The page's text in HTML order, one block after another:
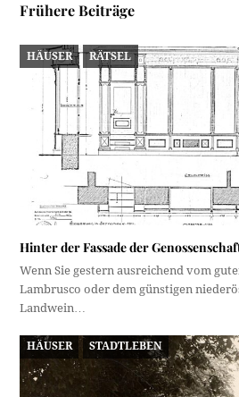
Frühere Beiträge
HÄUSER RÄTSEL
Hinter der Fassade der
Wenn Sie gestern ausreichend vom
Lambrusco oder dem günstigen
Landwein…
HÄUSER STADTLEBEN